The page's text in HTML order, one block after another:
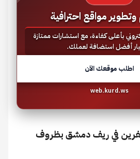
مواقع احترافية
بأعلى كفاءة، مع استشارات ممتازة
أفضل استضافة لعملك.
اطلب موقعك الآن
web.kurd.ws
في ريف دمشق بظروف